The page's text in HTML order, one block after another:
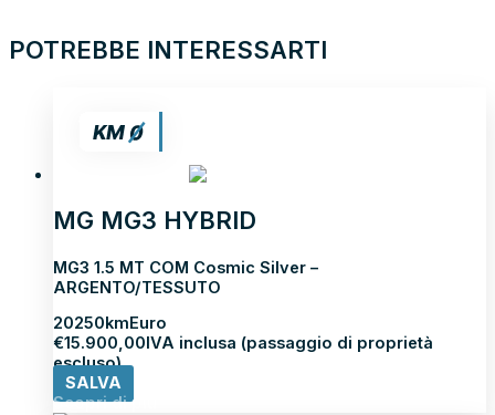
POTREBBE INTERESSARTI
MG MG3 HYBRID
MG3 1.5 MT COM Cosmic Silver –
ARGENTO/TESSUTO
20250kmEuro
€15.900,00 IVA inclusa (passaggio di proprietà
escluso)
SALVA
Scopri di più